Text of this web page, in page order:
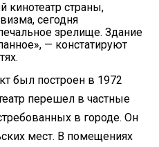
кинотеатр страны,
сегодня
зрелище. Здание
— констатируют
был построен в 1972
перешел в частные
в городе. Он
мест. В помещениях